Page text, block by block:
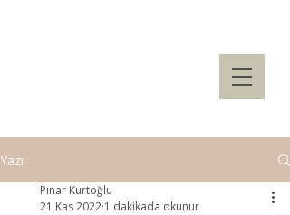
Yazı
Pınar Kurtoğlu
21 Kas 2022 1 dakikada okunur